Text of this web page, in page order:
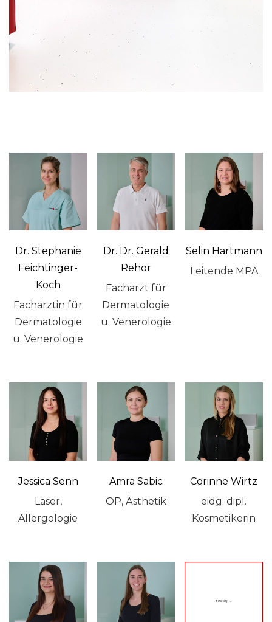
Dr. Stephanie
Feichtinger-
Koch
Fachärztin für
Dermatologie
u. Venerologie
Dr. Dr. Gerald
Rehor
Facharzt für
Dermatologie
u. Venerologie
Selin Hartmann
Leitende MPA
Jessica Senn
Laser,
Allergologie
Amra Sabic
OP, Ästhetik
Corinne Wirtz
eidg. dipl.
Kosmetikerin